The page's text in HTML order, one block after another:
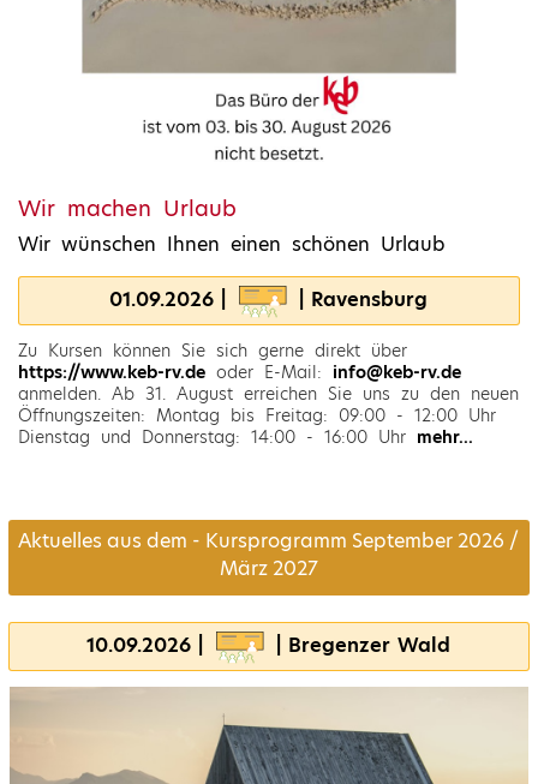
Wir machen Urlaub
Wir wünschen Ihnen einen schönen Urlaub
01.09.2026 |
| Ravensburg
Zu Kursen können Sie sich gerne direkt über
https://www.keb-rv.deoder E-Mail: info@keb-rv.de
anmelden. Ab 31. August erreichen Sie uns zu den neuen
Öffnungszeiten: Montag bis Freitag: 09:00 - 12:00 Uhr
Dienstag und Donnerstag: 14:00 - 16:00 Uhr mehr...
Aktuelles aus dem - Kursprogramm September 2026 /
März 2027
10.09.2026 | | Bregenzer Wald